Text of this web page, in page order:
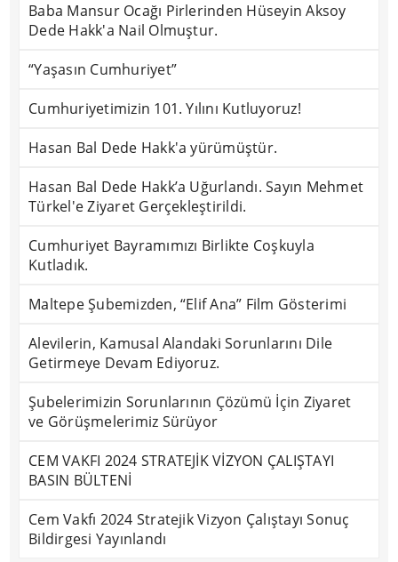
Baba Mansur Ocağı Pirlerinden Hüseyin Aksoy
Dede Hakk'a Nail Olmuştur.
“Yaşasın Cumhuriyet”
Cumhuriyetimizin 101. Yılını Kutluyoruz!
Hasan Bal Dede Hakk'a yürümüştür.
Hasan Bal Dede Hakk’a Uğurlandı. Sayın Mehmet
Türkel'e Ziyaret Gerçekleştirildi.
Cumhuriyet Bayramımızı Birlikte Coşkuyla
Kutladık.
Maltepe Şubemizden, “Elif Ana” Film Gösterimi
Alevilerin, Kamusal Alandaki Sorunlarını Dile
Getirmeye Devam Ediyoruz.
Şubelerimizin Sorunlarının Çözümü İçin Ziyaret
ve Görüşmelerimiz Sürüyor
CEM VAKFI 2024 STRATEJİK VİZYON ÇALIŞTAYI
BASIN BÜLTENİ
Cem Vakfı 2024 Stratejik Vizyon Çalıştayı Sonuç
Bildirgesi Yayınlandı